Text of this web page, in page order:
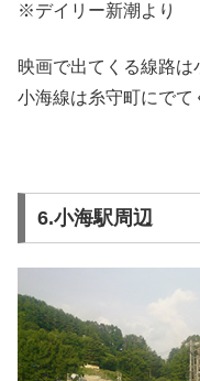
※デイリー新潮より
映画で出てくる線路は
小海線は糸守町にでて
6.小海駅周辺